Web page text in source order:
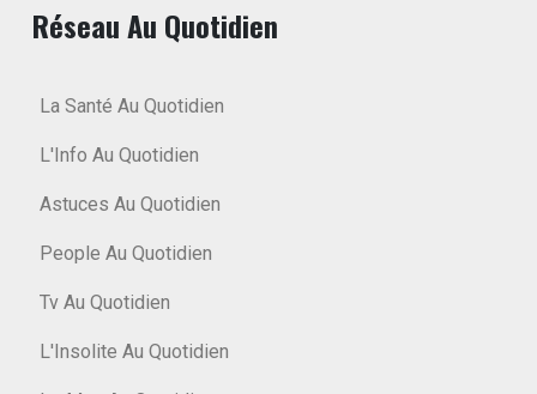
Réseau Au Quotidien
La Santé Au Quotidien
L'Info Au Quotidien
Astuces Au Quotidien
People Au Quotidien
Tv Au Quotidien
L'Insolite Au Quotidien